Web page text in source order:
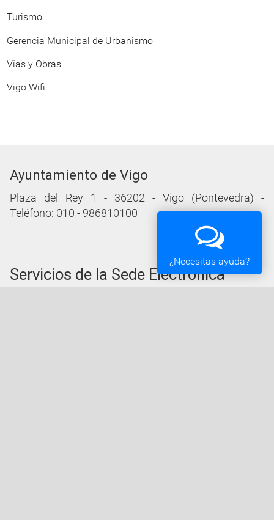
Turismo
Gerencia Municipal de Urbanismo
Vías y Obras
Vigo Wifi
Ayuntamiento de Vigo
Plaza del Rey 1 - 36202 - Vigo (Pontevedra) -
Teléfono: 010 - 986810100
Servicios de la Sede Electrónica
¿Necesitas ayuda?